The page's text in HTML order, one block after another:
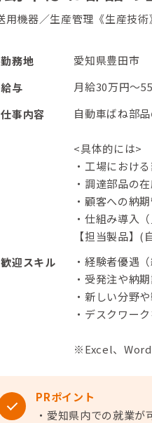
用機器／生産管理《生産技術
勤務地
愛知県豊田市
給与
月給30万円～
仕事内容
自動車ばね部
<具体的には>
・工場におけ
・調達部品の
・顧客への納
・仕組み導入（
【担当製品】
歓迎スキル
・経験者優遇
・受発注や納
・新しい分野
・デスクワー
※Excel、Word
PRポイント
・愛知県内での就業が